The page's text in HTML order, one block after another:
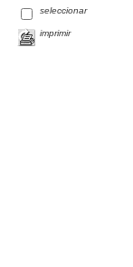
seleccionar
imprimir